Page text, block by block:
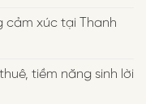
cảm xúc tại Thanh
tiềm năng sinh lời